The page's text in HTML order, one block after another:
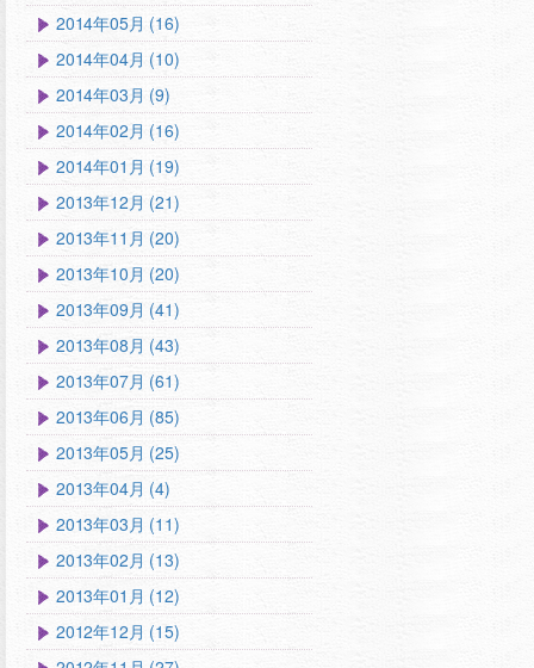
2014年05月 (16)
2014年04月 (10)
2014年03月 (9)
2014年02月 (16)
2014年01月 (19)
2013年12月 (21)
2013年11月 (20)
2013年10月 (20)
2013年09月 (41)
2013年08月 (43)
2013年07月 (61)
2013年06月 (85)
2013年05月 (25)
2013年04月 (4)
2013年03月 (11)
2013年02月 (13)
2013年01月 (12)
2012年12月 (15)